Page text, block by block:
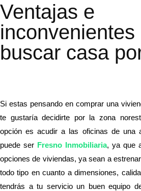
Ventajas e
inconvenientes
buscar casa
Si estas pensando en comprar una
te gustaría decidirte por la zona
opción es acudir a las oficinas de una
puede ser Fresno Inmobiliaria, ya que
opciones de viviendas, ya sean a
todo tipo en cuanto a dimensiones,
tendrás a tu servicio un buen equipo